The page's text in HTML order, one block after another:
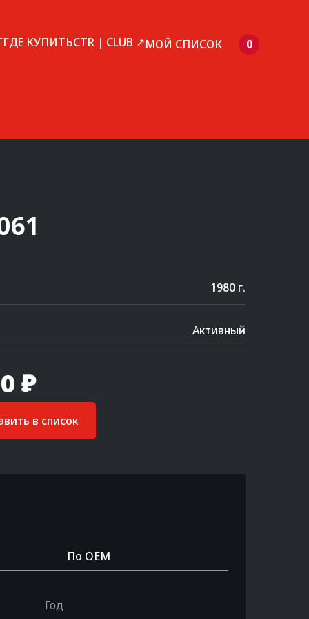
ГДЕ КУПИТЬCTR | CLUB ↗МОЙ СПИСОК 0
1980 г.
Активный
₽
в список
По OEM
Год